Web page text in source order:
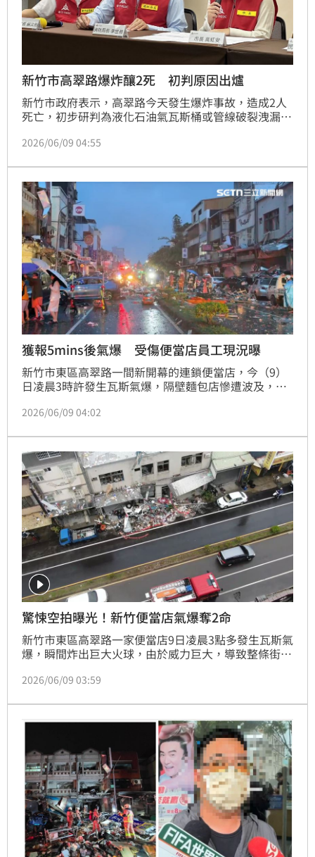
新竹市高翠路爆炸釀2死 初判原因出爐
新竹市政府表示，高翠路今天發生爆炸事故，造成2人
死亡，初步研判為液化石油氣瓦斯桶或管線破裂洩漏，
清。
2026/06/09 04:55
獲報5mins後氣爆 受傷便當店員工現況曝
新竹市東區高翠路一間新開幕的連鎖便當店，今（9）
日凌晨3時許發生瓦斯氣爆，隔壁麵包店慘遭波及，裡
生命跡象，送醫不治；新竹市政府下午召開記者會，高
鐘接獲報案，但消防人員正在趕赴現場途中就發生氣
爆，至於詳細氣爆原因待火調人員釐清，目前便當店員
工仍因驚嚇「完全講不出話」。
2026/06/09 04:02
驚悚空拍曝光！新竹便當店氣爆奪2命
新竹市東區高翠路一家便當店9日凌晨3點多發生瓦斯氣
爆，瞬間炸出巨大火球，由於威力巨大，導致整條街區
及到一牆之隔、在地經營40多年的麵包店，造成一對年
救後仍宣告不治，目前空拍畫面曝光，現場街區形同被
廢墟轟炸，場面觸目驚心。
2026/06/09 03:59